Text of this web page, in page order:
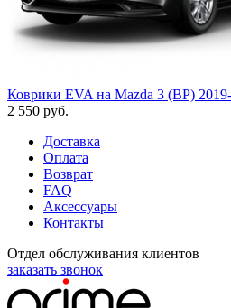
Коврики EVA на Mazda 3 (BP)
2 550 руб.
Доставка
Оплата
Возврат
FAQ
Аксессуары
Контакты
Отдел обслуживания клиентов
заказать звонок